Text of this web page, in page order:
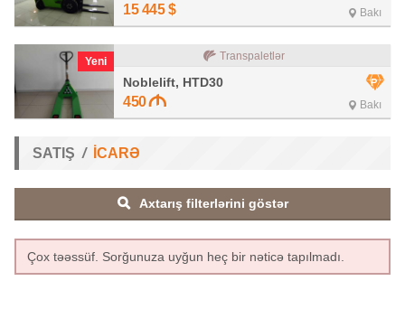
15 445 $ Bakı
Yeni Transpaletlər
Noblelift, HTD30
450 Bakı
SATIŞ İCARƏ
Axtarış filterlərini göstər
Çox təəssüf. Sorğunuza uyğun heç bir nəticə tapılmadı.